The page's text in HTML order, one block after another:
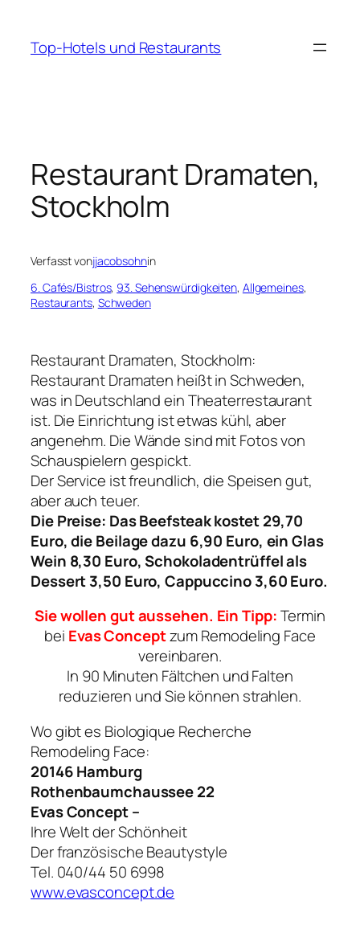
springen
Top-Hotels und Restaurants
Restaurant Dramaten,
Stockholm
Verfasst vonjjacobsohnin
6. Cafés/Bistros, 93. Sehenswürdigkeiten, Allgemeines
Restaurants, Schweden
Restaurant Dramaten, Stockholm:
Restaurant Dramaten heißt in Schweden,
was in Deutschland ein Theaterrestaurant
ist. Die Einrichtung ist etwas kühl, aber
angenehm. Die Wände sind mit Fotos von
Schauspielern gespickt.
Der Service ist freundlich, die Speisen gut,
aber auch teuer.
Die Preise: Das Beefsteak kostet 29,70
Euro, die Beilage dazu 6,90 Euro, ein Glas
Wein 8,30 Euro, Schokoladentrüffel als
Dessert 3,50 Euro, Cappuccino 3,60 Euro.
Sie wollen gut aussehen. Ein Tipp:Termin
bei Evas Conceptzum Remodeling Face
vereinbaren.
In 90 Minuten Fältchen und Falten
reduzieren und Sie können strahlen.
Wo gibt es Biologique Recherche
Remodeling Face:
20146 Hamburg
Rothenbaumchaussee 22
Evas Concept –
Ihre Welt der Schönheit
Der französische Beautystyle
Tel. 040/44 50 6998
www.evasconcept.de